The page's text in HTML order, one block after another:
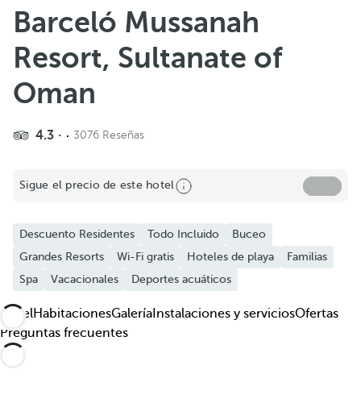
Ver más fotos y videos
Barceló Mussanah
Resort, Sultanate of
Oman
4.3 3076 Reseñas
Sigue el precio de este hotel
Descuento Residentes Todo Incluido
Buceo
Grandes Resorts
Wi-Fi gratis Hoteles de playa
Familias
Spa
Vacacionales Deportes acuáticos
HotelHabitacionesGalería Instalaciones y serviciosOfertas
Preguntas frecuentes